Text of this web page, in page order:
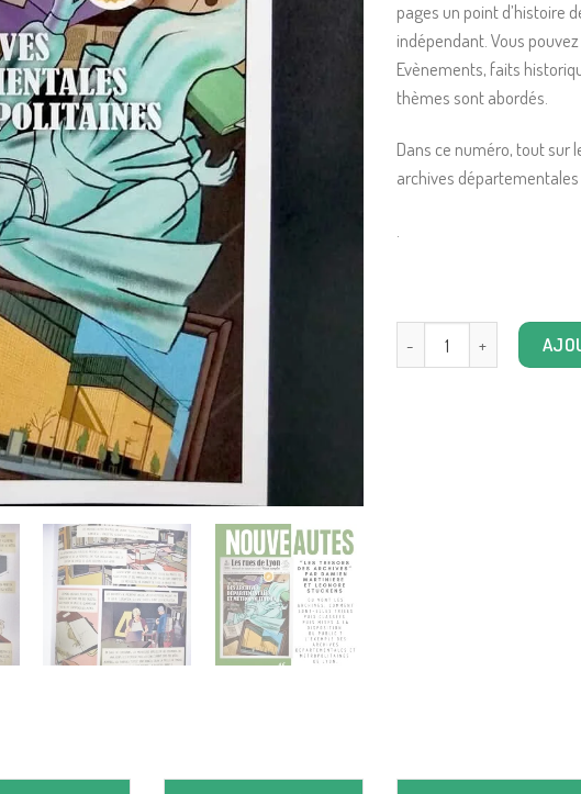
pages un point d’histoire
indépendant. Vous
Evènements, faits
thèmes sont abordés.
Dans ce numéro, tout sur
archives
.
quantité de Les rues de